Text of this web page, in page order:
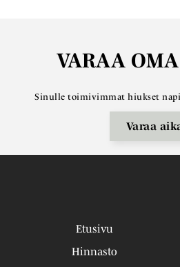
VARAA
Sinulle toimivimmat hiukset
Varaa
Etusivu
Hinnasto